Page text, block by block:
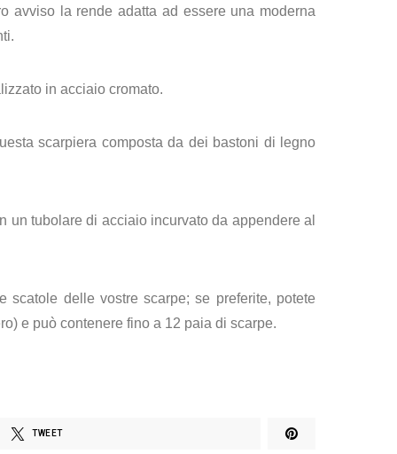
avviso la rende adatta ad essere una moderna
in acciaio cromato.
scarpiera composta da dei bastoni di legno
un tubolare di acciaio incurvato da appendere al
delle vostre scarpe; se preferite, potete
e può contenere fino a 12 paia di scarpe.
TWEET